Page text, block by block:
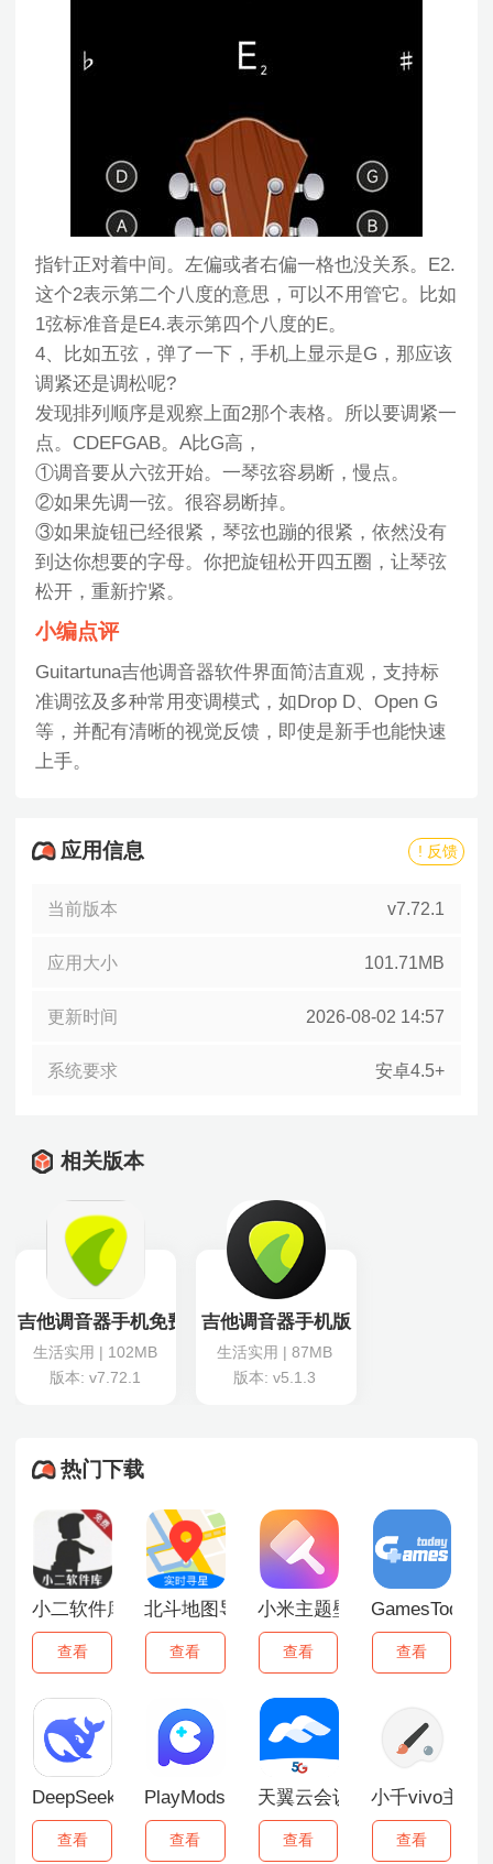
指针正对着中间。左偏或者右偏一格也没关系。E2.
这个2表示第二个八度的意思，可以不用管它。比如
1弦标准音是E4.表示第四个八度的E。
4、比如五弦，弹了一下，手机上显示是G，那应该
调紧还是调松呢?
发现排列顺序是观察上面2那个表格。所以要调紧一
点。CDEFGAB。A比G高，
①调音要从六弦开始。一琴弦容易断，慢点。
②如果先调一弦。很容易断掉。
③如果旋钮已经很紧，琴弦也蹦的很紧，依然没有
到达你想要的字母。你把旋钮松开四五圈，让琴弦
松开，重新拧紧。
小编点评
Guitartuna吉他调音器软件界面简洁直观，支持标
准调弦及多种常用变调模式，如Drop D、Open G
等，并配有清晰的视觉反馈，即使是新手也能快速
上手。
应用信息 ! 反馈
当前版本 v7.72.1
应用大小 101.71MB
更新时间 2026-08-02 14:57
系统要求 安卓4.5+
相关版本
吉他调音器手机免费版
生活实用 | 102MB
版本: v7.72.1
吉他调音器手机版
生活实用 | 87MB
版本: v5.1.3
热门下载
小二软件库最新版
查看
北斗地图导航手机版
查看
小米主题壁纸最新版
查看
GamesToday
查看
DeepSeek百度版
查看
PlayMods中国大陆开放版
查看
天翼云会议
查看
小千vivo主题
查看